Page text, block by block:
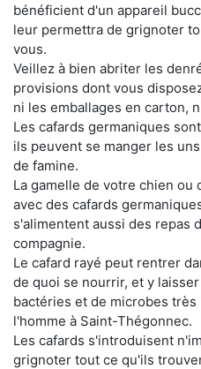
bénéficient d'un appareil
leur permettra de grignoter
vous.
Veillez à bien abriter les
provisions dont vous
ni les emballages en carton,
Les cafards germaniques
ils peuvent se manger les
de famine.
La gamelle de votre chien ou
avec des cafards
s'alimentent aussi des repas
compagnie.
Le cafard rayé peut rentrer
de quoi se nourrir, et y
bactéries et de microbes
l'homme à Saint-Thégonnec.
Les cafards s'introduisent
grignoter tout ce qu'ils